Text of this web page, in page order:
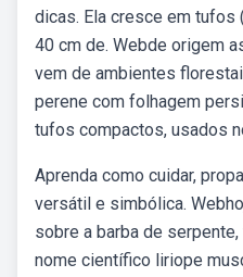
dicas. Ela cresce em tufos
40 cm de. Webde origem
vem de ambientes
perene com folhagem
tufos compactos, usados
Aprenda como cuidar,
versátil e simbólica.
sobre a barba de
nome científico liriope